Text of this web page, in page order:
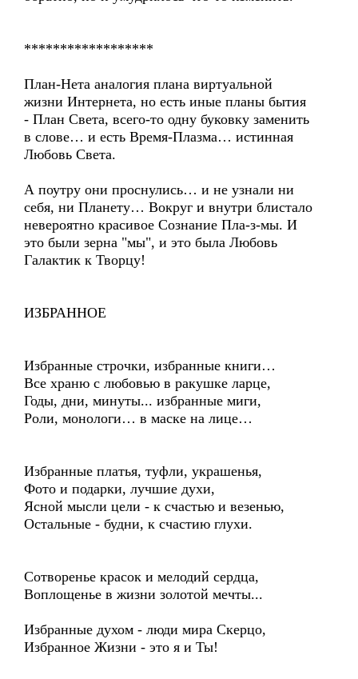
******************
План-Нета аналогия плана виртуальной
жизни Интернета, но есть иные планы бытия
- План Света, всего-то одну буковку заменить
в слове… и есть Время-Плазма… истинная
Любовь Света.
А поутру они проснулись… и не узнали ни
себя, ни Планету… Вокруг и внутри блистало
невероятно красивое Сознание Пла-з-мы. И
это были зерна "мы", и это была Любовь
Галактик к Творцу!
ИЗБРАННОЕ
Избранные строчки, избранные книги…
Все храню с любовью в ракушке ларце,
Годы, дни, минуты... избранные миги,
Роли, монологи… в маске на лице…
Избранные платья, туфли, украшенья,
Фото и подарки, лучшие духи,
Ясной мысли цели - к счастью и везенью,
Остальные - будни, к счастию глухи.
Сотворенье красок и мелодий сердца,
Воплощенье в жизни золотой мечты...
Избранные духом - люди мира Скерцо,
Избранное Жизни - это я и Ты!